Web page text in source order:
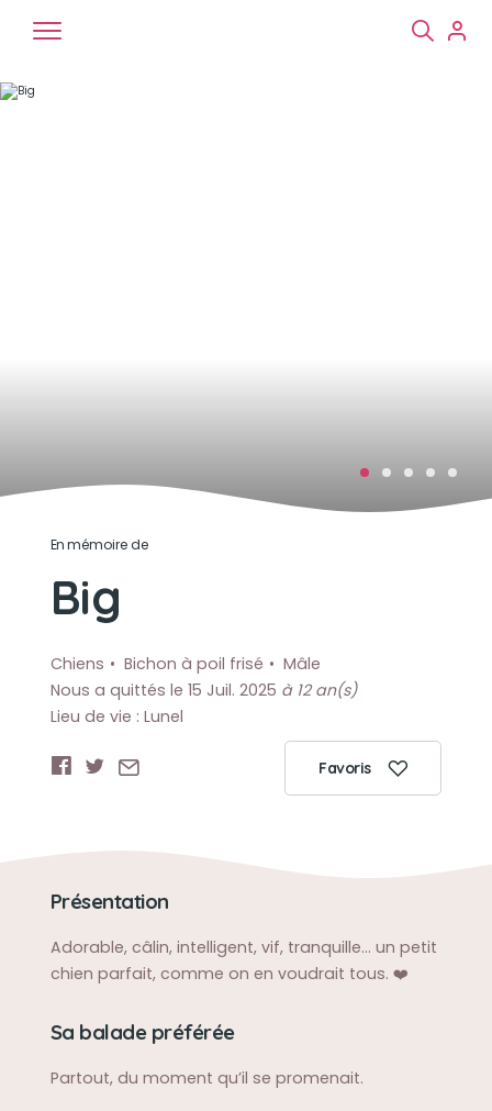
En mémoire de
Big
Chiens Bichon à poil frisé
Mâle
Nous a quittés le 15 Juil. 2025 à 12 an(s)
Lieu de vie : Lunel
Favoris
Présentation
Adorable, câlin, intelligent, vif, tranquille… un petit
chien parfait, comme on en voudrait tous. ❤️
Sa balade préférée
Partout, du moment qu’il se promenait.